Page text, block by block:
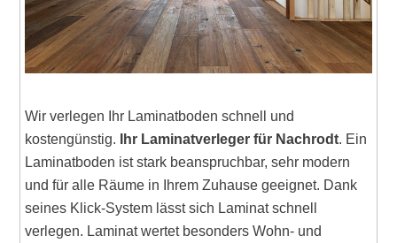
Wir verlegen Ihr Laminatboden schnell und
kostengünstig.
Ihr Laminatverleger für Nachrodt. Ein
Laminatboden ist stark beanspruchbar, sehr modern
und für alle Räume in Ihrem Zuhause geeignet. Dank
seines Klick-System lässt sich Laminat schnell
verlegen. Laminat wertet besonders Wohn- und